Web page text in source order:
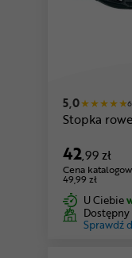
5,0
Stopka
42,99 zł
Cena
49,99 zł
U Ciebie
Sprawdź